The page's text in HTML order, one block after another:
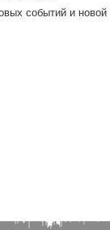
сοбытий и